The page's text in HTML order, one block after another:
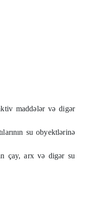
maddələr və digər
su obyektlərinə
çay, arx və digər su